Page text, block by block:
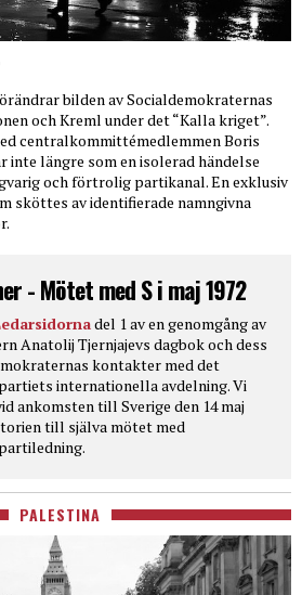
bilden av Socialdemokraternas
och Kreml under det “Kalla kriget”.
centralkommittémedlemmen Boris
inte längre som en isolerad händelse
och förtrolig partikanal. En exklusiv
sköttes av identifierade namngivna
- Mötet med S i maj 1972
del 1 av en genomgång av
Anatolij Tjernjajevs dagbok och dess
kontakter med det
internationella avdelning. Vi
ankomsten till Sverige den 14 maj
till själva mötet med
PALESTINA